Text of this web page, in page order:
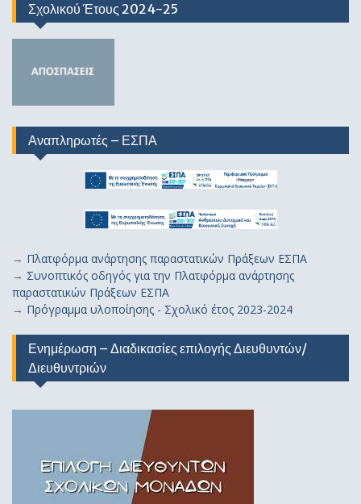
Σχολικού Έτους 2024-25
Αναπληρωτές – ΕΣΠΑ
→ Πλατφόρμα ανάρτησης παραστατικών Πράξεων ΕΣΠΑ
→ Συνοπτικός οδηγός για την Πλατφόρμα ανάρτησης
παραστατικών Πράξεων ΕΣΠΑ
→ Πρόγραμμα υλοποίησης - Σχολικό έτος 2023-2024
Ενημέρωση – Διαδικασίες επιλογής Διευθυντών/
Διευθυντριών